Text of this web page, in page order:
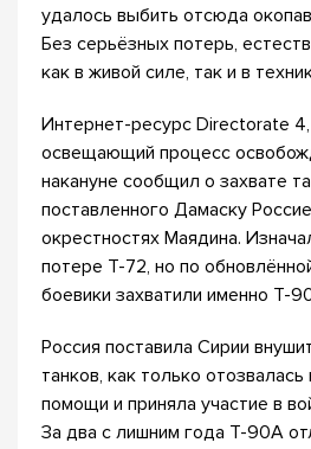
удалось выбить отсюда
Без серьёзных потерь,
как в живой силе, так и в
Интернет-ресурс Directorate
освещающий процесс
накануне сообщил о захвате
поставленного Дамаску
окрестностях Маядина.
потере Т-72, но по
боевики захватили именно Т-
Россия поставила Сирии
танков, как только
помощи и приняла участие в
За два с лишним года Т-90А